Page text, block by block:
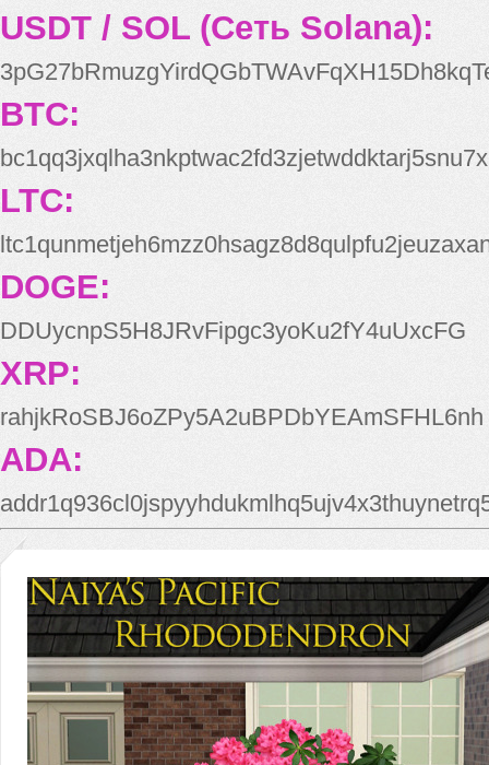
USDT / SOL (Сеть Solana):
BTC:
bc1qq3jxqlha3nkptwac2fd3zjetwddktarj5snu7x
LTC:
DOGE:
DDUycnpS5H8JRvFipgc3yoKu2fY4uUxcFG
XRP:
rahjkRoSBJ6oZPy5A2uBPDbYEAmSFHL6nh
ADA: